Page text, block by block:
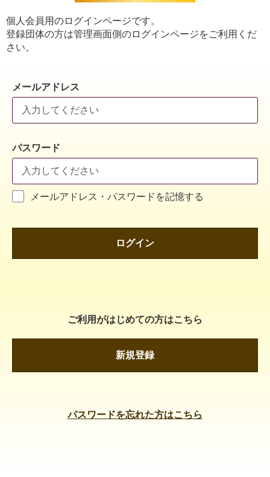
個人会員用のログインページです。
登録団体の方は管理画面側のログインページをご利用くだ
さい。
メールアドレス
パスワード
メールアドレス・パスワードを記憶する
ログイン
ご利用がはじめての方はこちら
新規登録
パスワードを忘れた方はこちら